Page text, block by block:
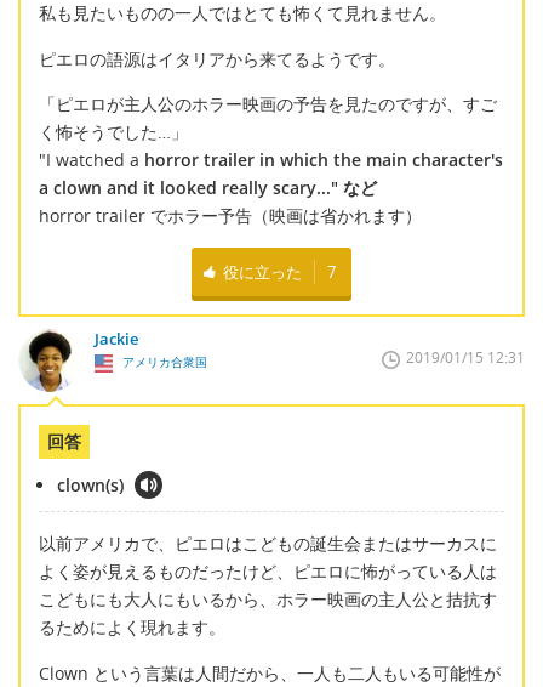
私も見たいものの一人ではとても怖くて見れません。
ピエロの語源はイタリアから来てるようです。
「ピエロが主人公のホラー映画の予告を見たのですが、すご
く怖そうでした…」
"I watched a horror trailer in which the main character's
a clown and it looked really scary..." など
horror trailer でホラー予告（映画は省かれます）
役に立った 7
Jackie
アメリカ合衆国 2019/01/15 12:31
回答
clown(s)
以前アメリカで、ピエロはこどもの誕生会またはサーカスに
よく姿が見えるものだったけど、ピエロに怖がっている人は
こどもにも大人にもいるから、ホラー映画の主人公と拮抗す
るためによく現れます。
Clown という言葉は人間だから、一人も二人もいる可能性が